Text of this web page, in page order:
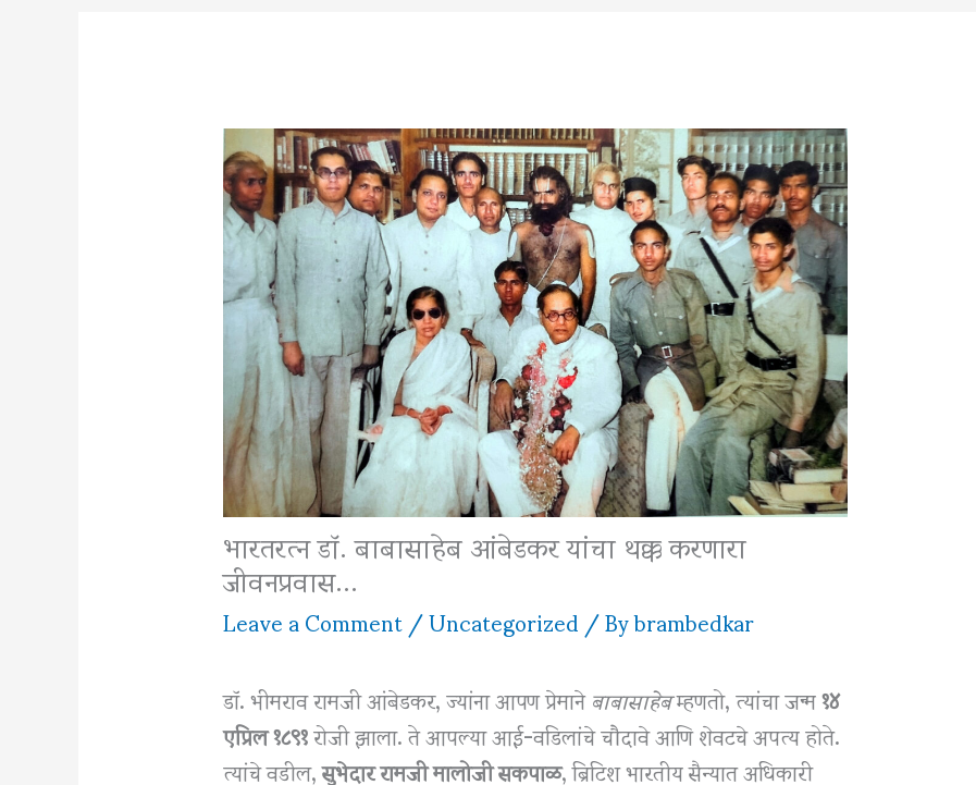
भारतरत्न डॉ. बाबासाहेब आंबेडकर यांचा थक्क करणारा
जीवनप्रवास…
Leave a Comment/Uncategorized/ Bybrambedkar
डॉ. भीमराव रामजी आंबेडकर, ज्यांना आपण प्रेमानेबाबासाहेबम्हणतो, त्यांचा जन्म१४
एप्रिल १८९१रोजी झाला. ते आपल्या आई-वडिलांचे चौदावे आणि शेवटचे अपत्य होते.
त्यांचे वडील,सुभेदार रामजी मालोजी सकपाळ, ब्रिटिश भारतीय सैन्यात अधिकारी